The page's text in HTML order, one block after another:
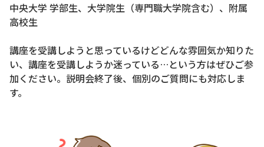
中央大学 学部生、大学院生（専門職大学院含む）、附属
高校生
講座を受講しようと思っているけどどんな雰囲気か知りた
い、講座を受講しようか迷っている…という方はぜひご参
加ください。説明会終了後、個別のご質問にも対応しま
す。